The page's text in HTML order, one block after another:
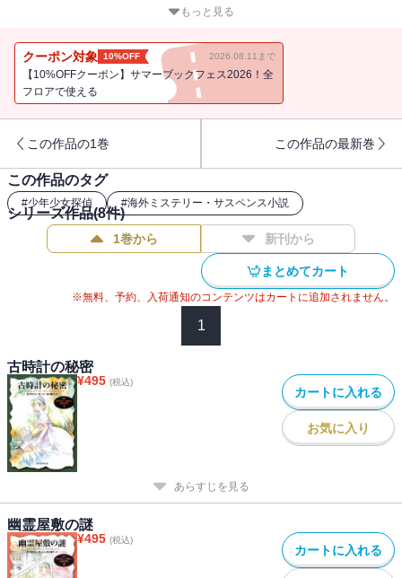
おけなくなったナンシーは、援助の手を差しのべるべく、三人での
場の土地を強引に手に入れようとする男に、敷地の一部に住むあや
しげな新興宗教の集団と、周囲はきな臭いことばかりだ。探偵心を
くすぐられ、早速農場の周りの探索をはじめるのだ
もっと見る
クーポン対象 10%OFF 2026.08.11まで
【10%OFFクーポン】サマーブックフェス2026！全
フロアで使える
この作品の1巻 この作品の最新巻
この作品のタグ
#少年少女探偵 #海外ミステリー・サスペンス小説
シリーズ作品(8件)
1巻から 新刊から
まとめてカート
※無料、予約、入荷通知のコンテンツはカートに追加されません。
1
古時計の秘密
¥495 (税込)
カートに入れる
お気に入り
あらすじを見る
幽霊屋敷の謎
¥495 (税込)
カートに入れる